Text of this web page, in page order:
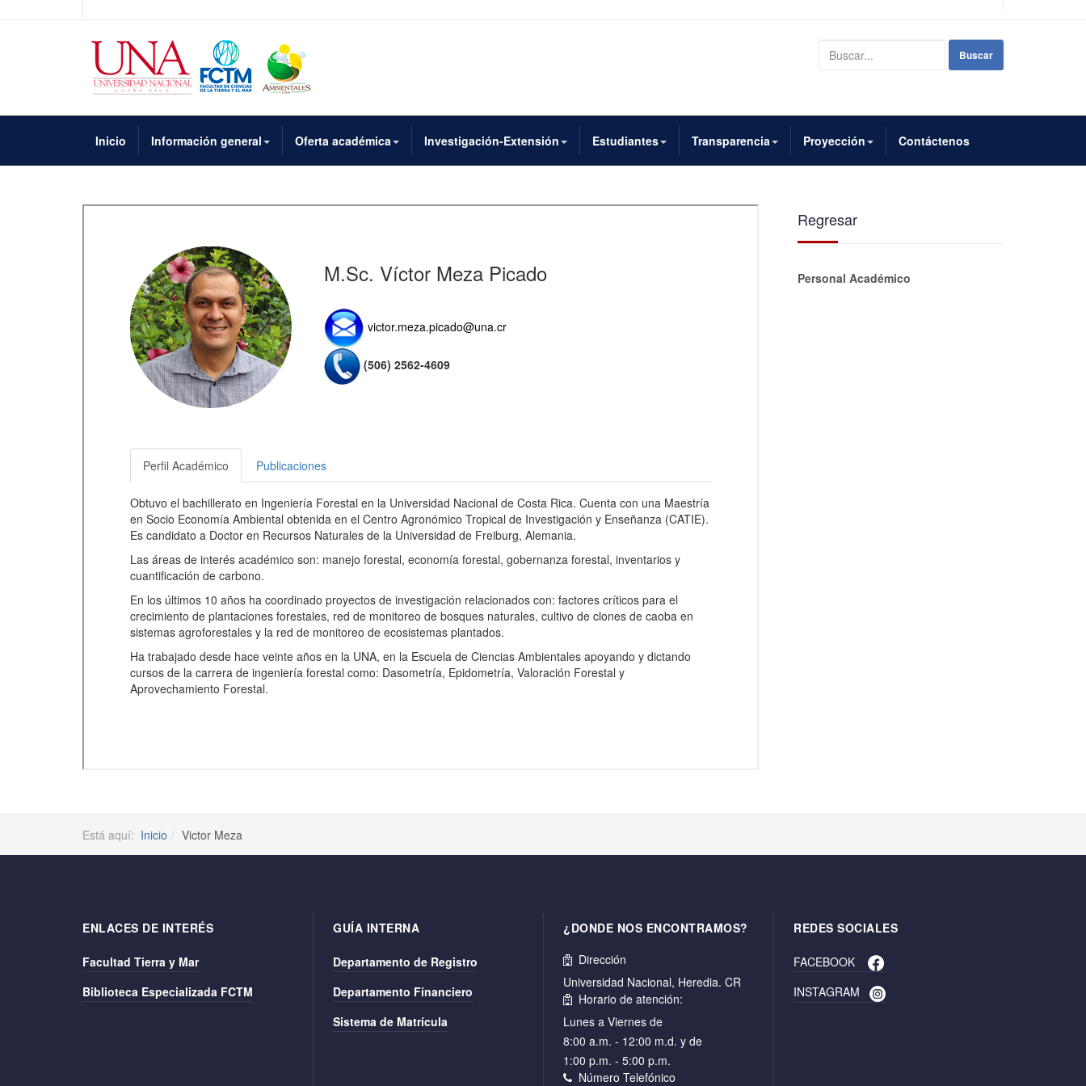
Buscar... Buscar
Inicio Información general Oferta académica Investigación-Extensión Estudiantes Transparencia Proyección Contáctenos
Regresar
Personal Académico
Está aquí: Inicio Victor Meza
ENLACES DE INTERÉS
Facultad Tierra y Mar
Biblioteca Especializada FCTM
GUÍA INTERNA
Departamento de Registro
Departamento Financiero
Sistema de Matrícula
¿DONDE NOS ENCONTRAMOS?
Dirección
Universidad Nacional, Heredia. CR
Horario de atención:
Lunes a Viernes de
8:00 a.m. - 12:00 m.d. y de
1:00 p.m. - 5:00 p.m.
Número Telefónico
REDES SOCIALES
FACEBOOK
INSTAGRAM